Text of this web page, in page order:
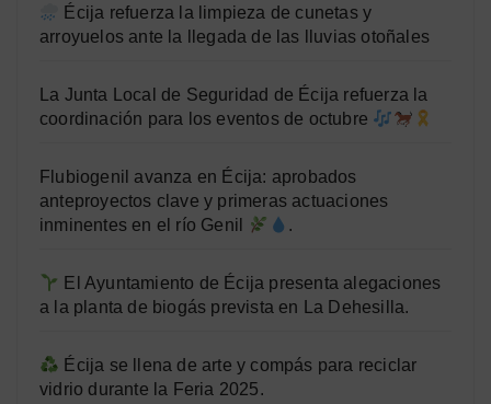
Écija refuerza la limpieza de cunetas y
arroyuelos ante la llegada de las lluvias otoñales
La Junta Local de Seguridad de Écija refuerza la
coordinación para los eventos de octubre
Flubiogenil avanza en Écija: aprobados
anteproyectos clave y primeras actuaciones
inminentes en el río Genil
.
El Ayuntamiento de Écija presenta alegaciones
a la planta de biogás prevista en La Dehesilla.
Écija se llena de arte y compás para reciclar
vidrio durante la Feria 2025.